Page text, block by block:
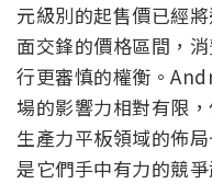
這波漲價的背後，是
的持續攀升。美光等
傳導到了終端產品定
近期公開承認成本壓
漲價後的 iPad Pro 在
元級別的起售價已經